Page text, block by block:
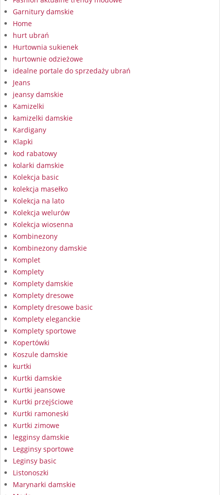
Garnitury damskie
Home
hurt ubrań
Hurtownia sukienek
hurtownie odzieżowe
idealne portale do sprzedaży ubrań
Jeans
jeansy damskie
Kamizelki
kamizelki damskie
Kardigany
Klapki
kod rabatowy
kolarki damskie
Kolekcja basic
kolekcja masełko
Kolekcja na lato
Kolekcja welurów
Kolekcja wiosenna
Kombinezony
Kombinezony damskie
Komplet
Komplety
Komplety damskie
Komplety dresowe
Komplety dresowe basic
Komplety eleganckie
Komplety sportowe
Kopertówki
Koszule damskie
kurtki
Kurtki damskie
Kurtki jeansowe
Kurtki przejściowe
Kurtki ramoneski
Kurtki zimowe
legginsy damskie
Legginsy sportowe
Leginsy basic
Listonoszki
Marynarki damskie